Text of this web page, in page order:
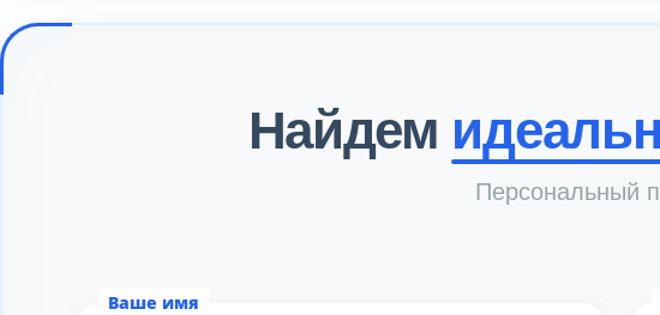
Найдем
Персональный
Ваше имя